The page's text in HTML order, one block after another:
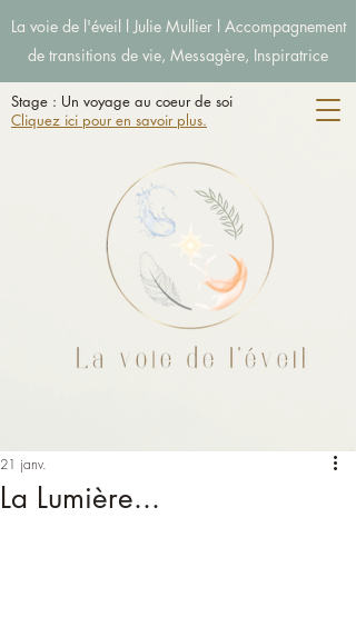
La voie de l'éveil l Julie Mullier l Accompagnement
de transitions de vie, Messagère, Inspiratrice
Stage : Un voyage au coeur de soi
Cliquez ici pour en savoir plus.
La Lumière...
21 janv.